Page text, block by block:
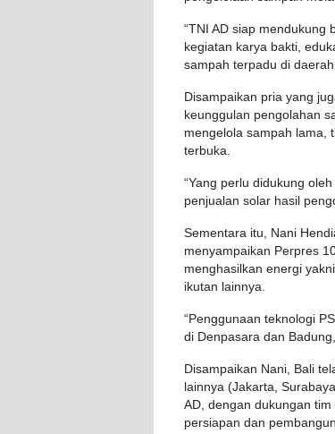
“TNI AD siap
kegiatan karya bakti,
sampah terpadu di
Disampaikan pria yang
keunggulan pengolahan
mengelola sampah lama,
terbuka.
“Yang perlu didukung
penjualan solar hasil
Sementara itu, Nani
menyampaikan Perpres
menghasilkan energi
ikutan lainnya.
“Penggunaan teknologi
di Denpasara dan
Disampaikan Nani, Bali
lainnya (Jakarta,
AD, dengan dukungan
persiapan dan